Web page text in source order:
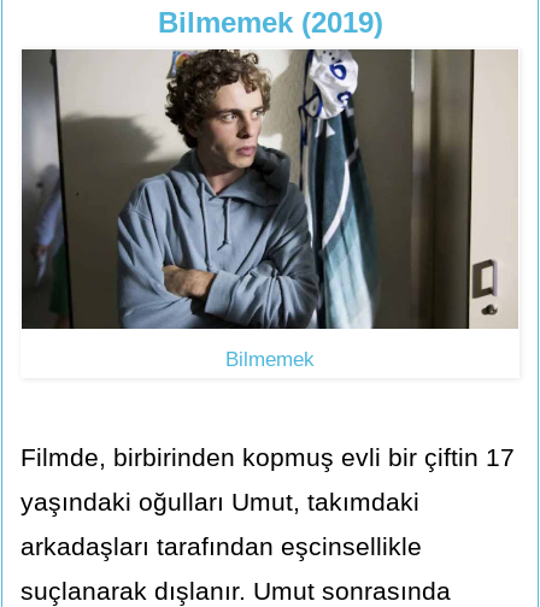
Bilmemek (2019)
Bilmemek
Filmde, birbirinden kopmuş evli bir çiftin 17
yaşındaki oğulları Umut, takımdaki
arkadaşları tarafından eşcinsellikle
suçlanarak dışlanır. Umut sonrasında